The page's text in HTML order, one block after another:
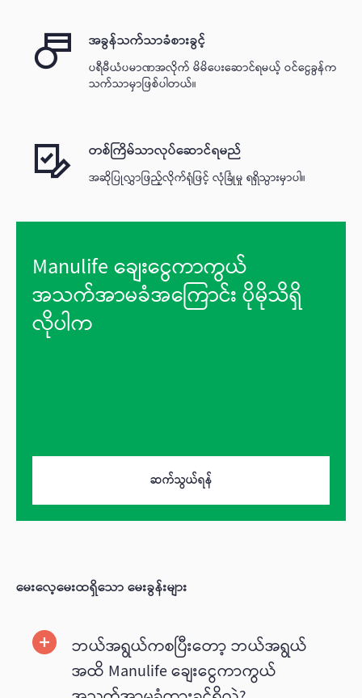
အခွန်သက်သာခံစားခွင့်
ပရီမီယံပမာဏအလိုက် မိမိပေးဆောင်ရမယ့် ဝင်ငွေခွန်က
သက်သာမှာဖြစ်ပါတယ်။
တစ်ကြိမ်သာလုပ်ဆောင်ရမည်
အဆိုပြုလွှာဖြည့်လိုက်ရုံဖြင့် လုံခြုံမှု ရရှိသွားမှာပါ။
Manulife ချေးငွေကာကွယ်
အသက်အာမခံအကြောင်း ပိုမိုသိရှိ
လိုပါက
ဆက်သွယ်ရန်
မေးလေ့မေးထရှိသော မေးခွန်းများ
ဘယ်အရွယ်ကစပြီးတော့ ဘယ်အရွယ်
အထိ Manulife ချေးငွေကာကွယ်